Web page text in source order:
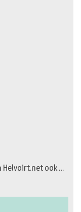
Helvoirt.net ook …